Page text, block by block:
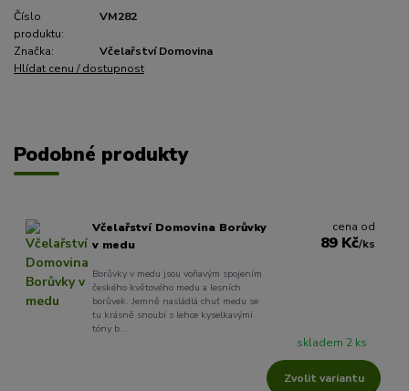
Číslo
produktu:
VM282
Značka:
Včelařství Domovina
Hlídat cenu / dostupnost
Podobné produkty
Včelařství Domovina Borůvky
v medu
Borůvky v medu jsou voňavým spojením
českého květového medu a lesních
borůvek. Jemně nasládlá chuť medu se
tu krásně snoubí s lehce kyselkavými
tóny b...
cena od
89 Kč/ks
skladem 2 ks
Zvolit variantu